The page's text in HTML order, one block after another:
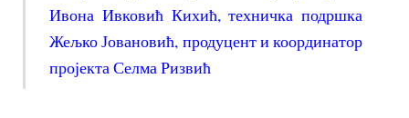
Ивона Ивковић Кихић, техничка подршка
Жељко Јовановић, продуцент и координатор
пројекта Селма Ризвић